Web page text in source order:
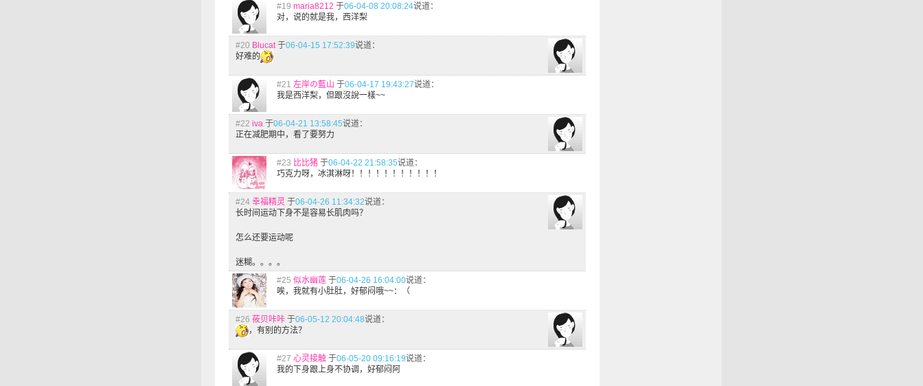
#19 maria8212 于06-04-08 20:08:24说道：
对，说的就是我，西洋梨
#20 Blucat 于06-04-15 17:52:39说道：
好难的
#21 左岸の藍山 于06-04-17 19:43:27说道：
我是西洋梨，但跟沒說一樣~~
#22 iva 于06-04-21 13:58:45说道：
正在减肥期中，看了要努力
#23 比比猪 于06-04-22 21:58:35说道：
巧克力呀，冰淇淋呀！！！！！！！！！！！
#24 幸福精灵 于06-04-26 11:34:32说道：
长时间运动下身不是容易长肌肉吗？
怎么还要运动呢
迷糊。。。。
#25 似水幽莲 于06-04-26 16:04:00说道：
唉，我就有小肚肚，好郁闷哦~~：（
#26 莜贝咔咔 于06-05-12 20:04:48说道：
，有别的方法？
#27 心灵接触 于06-05-20 09:16:19说道：
我的下身跟上身不协调，好郁闷阿